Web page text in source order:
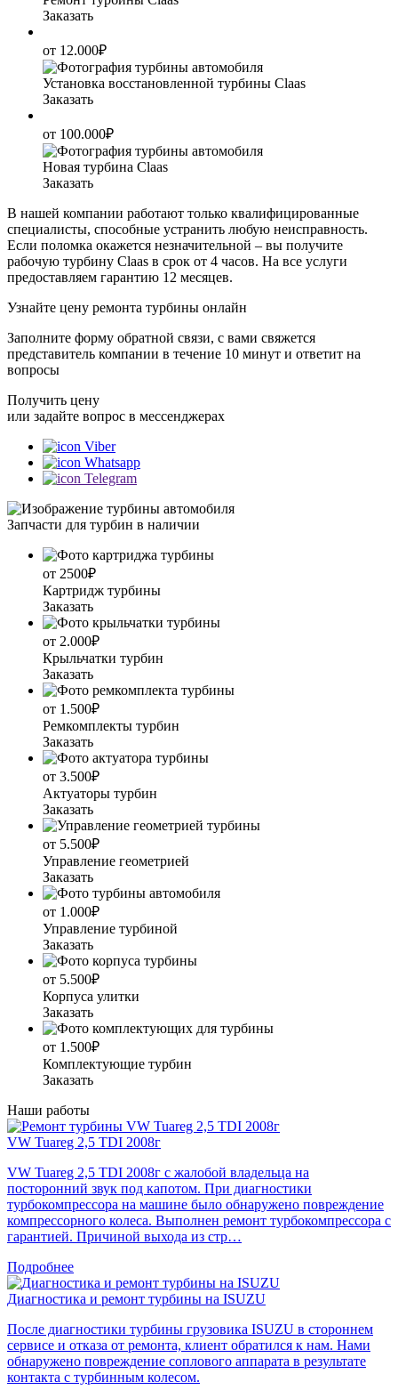
Заказать
от 12.000₽
Установка восстановленной турбины Claas
Заказать
от 100.000₽
Новая турбина Claas
Заказать
В нашей компании работают только квалифицированные
специалисты, способные устранить любую неисправность.
Если поломка окажется незначительной – вы получите
рабочую турбину Claas в срок от 4 часов. На все услуги
предоставляем гарантию 12 месяцев.
Узнайте цену ремонта турбины онлайн
Заполните форму обратной связи, с вами свяжется
представитель компании в течение 10 минут и ответит на
вопросы
Получить цену
или задайте вопрос в мессенджерах
Viber
Whatsapp
Telegram
Запчасти для турбин в наличии
от 2500₽
Картридж турбины
Заказать
от 2.000₽
Крыльчатки турбин
Заказать
от 1.500₽
Ремкомплекты турбин
Заказать
от 3.500₽
Актуаторы турбин
Заказать
от 5.500₽
Управление геометрией
Заказать
от 1.000₽
Управление турбиной
Заказать
от 5.500₽
Корпуса улитки
Заказать
от 1.500₽
Комплектующие турбин
Заказать
Наши работы
VW Tuareg 2,5 TDI 2008г
VW Tuareg 2,5 TDI 2008г с жалобой владельца на
посторонний звук под капотом. При диагностики
турбокомпрессора на машине было обнаружено повреждение
компрессорного колеса. Выполнен ремонт турбокомпрессора с
гарантией. Причиной выхода из стр…
Подробнее
Диагностика и ремонт турбины на ISUZU
После диагностики турбины грузовика ISUZU в стороннем
сервисе и отказа от ремонта, клиент обратился к нам. Нами
обнаружено повреждение соплового аппарата в результате
контакта с турбинным колесом.